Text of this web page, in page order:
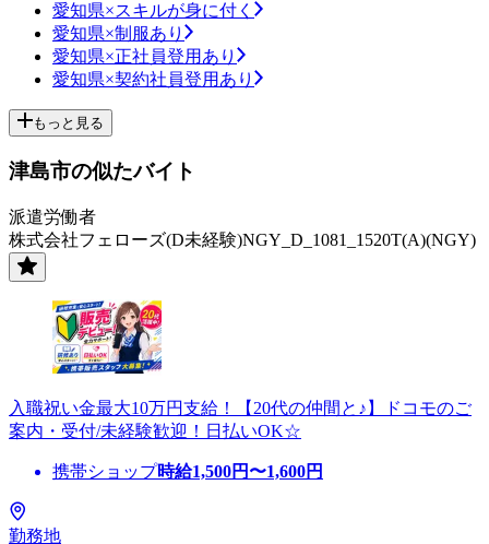
愛知県×スキルが身に付く
愛知県×制服あり
愛知県×正社員登用あり
愛知県×契約社員登用あり
もっと見る
津島市の似たバイト
派遣労働者
株式会社フェローズ(D未経験)NGY_D_1081_1520T(A)(NGY)
入職祝い金最大10万円支給！【20代の仲間と♪】ドコモのご
案内・受付/未経験歓迎！日払いOK☆
携帯ショップ時給1,500円〜1,600円
勤務地